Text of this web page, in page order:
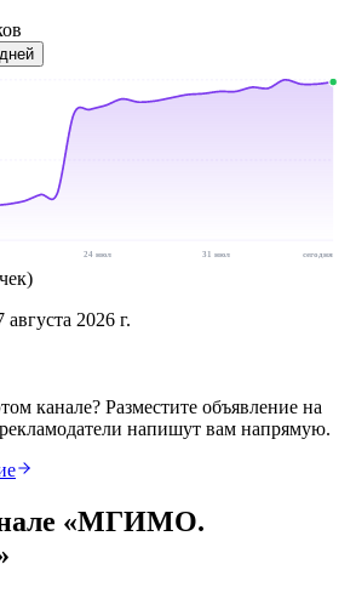
дней
24 июл 31 июл сегодня
)
августа 2026 г.
канале? Разместите объявление на
напишут вам напрямую.
«МГИМО.